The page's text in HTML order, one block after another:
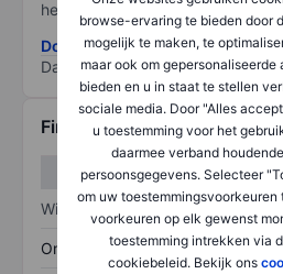
browse-ervaring te bieden door
mogelijk te maken, te
maar ook om
bieden en u in staat te stellen
sociale media. Door "Alles
u toestemming voor het
daarmee verband
persoonsgegevens. Selecteer
om uw toestemmingsvoorkeuren
voorkeuren op elk gewenst
toestemming intrekken via
cookiebeleid. Bekijk ons
het grootste risico).
Download de ESG-
Data provided by
Financiële gegevens
Winst/verlies
Omzet